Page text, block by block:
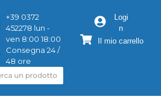
+39 0372
452278 lun -
ven 8:00 18:00
Consegna 24 /
48 ore
Logi
n
Il mio carrello